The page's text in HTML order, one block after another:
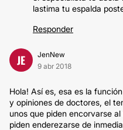
lastima tu espalda
Responder
JE
JenNew
9 abr 2018
Hola! Así es, esa es la
y opiniones de doctores, el
unos que piden encorvarse
piden enderezarse de